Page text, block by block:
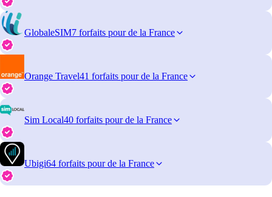
GlobaleSIM7 forfaits pour de la France
Orange Travel41 forfaits pour de la France
Sim Local40 forfaits pour de la France
Ubigi64 forfaits pour de la France